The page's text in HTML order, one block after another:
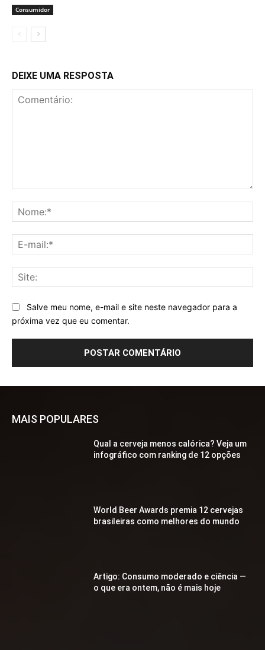
Consumidor
DEIXE UMA RESPOSTA
Salve meu nome, e-mail e site neste navegador para a
próxima vez que eu comentar.
MAIS POPULARES
Qual a cerveja menos calórica? Veja um
infográfico com ranking de 12 opções
World Beer Awards premia 12 cervejas
brasileiras como melhores do mundo
Artigo: Consumo moderado e ciência —
o que era ontem, não é mais hoje